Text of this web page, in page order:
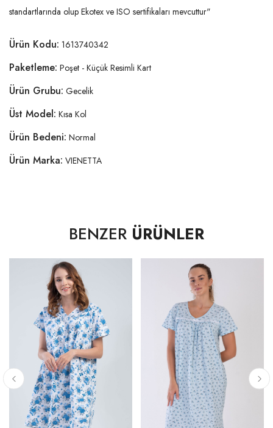
standartlarında olup Ekotex ve ISO sertifikaları mevcuttur"
Ürün Kodu: 1613740342
Paketleme: Poşet - Küçük Resimli Kart
Ürün Grubu: Gecelik
Üst Model: Kısa Kol
Ürün Bedeni: Normal
Ürün Marka: VIENETTA
BENZER ÜRÜNLER